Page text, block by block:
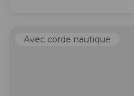
Avec corde nautique